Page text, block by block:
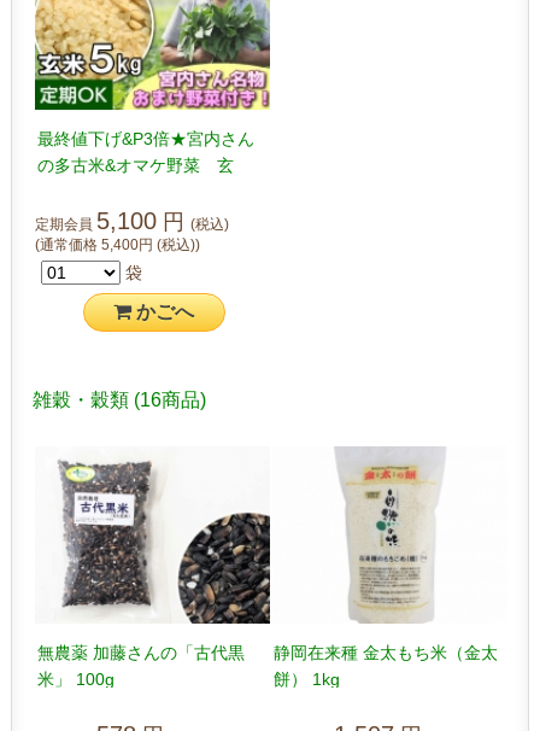
最終値下げ&P3倍★宮内さん
の多古米&オマケ野菜 玄
定期会員 5,100 円(税込)
(通常価格5,400円(税込))
袋
かごへ
雑穀・穀類 (16商品)
無農薬 加藤さんの「古代黒
米」 100g
静岡在来種 金太もち米（金太
餅） 1kg